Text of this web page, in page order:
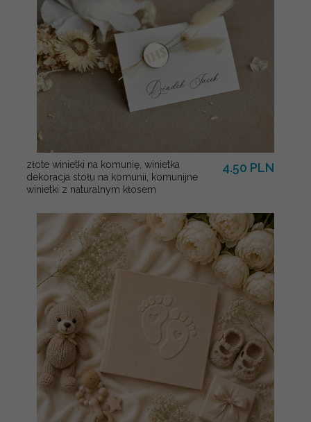
złote winietki na komunię, winietka
dekoracja stołu na komunii, komunijne
winietki z naturalnym kłosem
4.50 PLN